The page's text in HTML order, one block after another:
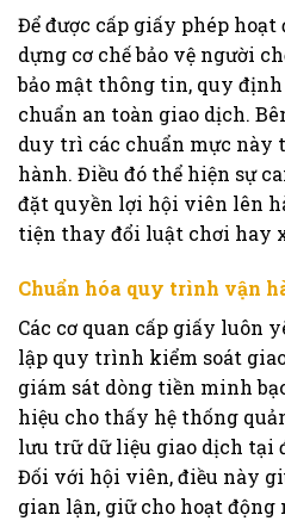
Để được cấp giấy phép
dựng cơ chế bảo vệ người
bảo mật thông tin, quy
chuẩn an toàn giao dịch.
duy trì các chuẩn mực này
hành. Điều đó thể hiện sự
đặt quyền lợi hội viên lên
tiện thay đổi luật chơi hay
Chuẩn hóa quy trình vận
Các cơ quan cấp giấy luôn
lập quy trình kiểm soát
giám sát dòng tiền minh
hiệu cho thấy hệ thống
lưu trữ dữ liệu giao dịch tại
Đối với hội viên, điều này
gian lận, giữ cho hoạt động